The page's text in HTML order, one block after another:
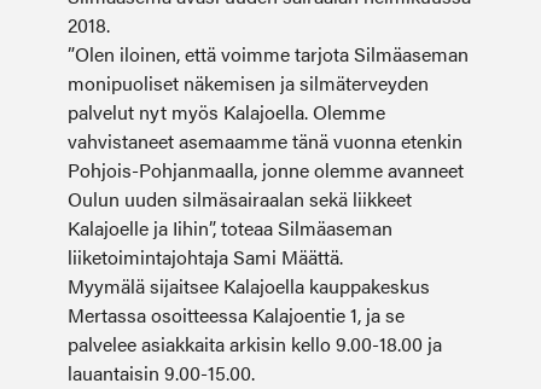
2018.
”Olen iloinen, että voimme tarjota Silmäaseman
monipuoliset näkemisen ja silmäterveyden
palvelut nyt myös Kalajoella. Olemme
vahvistaneet asemaamme tänä vuonna etenkin
Pohjois-Pohjanmaalla, jonne olemme avanneet
Oulun uuden silmäsairaalan sekä liikkeet
Kalajoelle ja Iihin”, toteaa Silmäaseman
liiketoimintajohtaja Sami Määttä.
Myymälä sijaitsee Kalajoella kauppakeskus
Mertassa osoitteessa Kalajoentie 1, ja se
palvelee asiakkaita arkisin kello 9.00-18.00 ja
lauantaisin 9.00-15.00.